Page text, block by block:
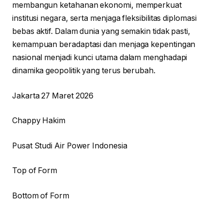
membangun ketahanan ekonomi, memperkuat
institusi negara, serta menjaga fleksibilitas diplomasi
bebas aktif. Dalam dunia yang semakin tidak pasti,
kemampuan beradaptasi dan menjaga kepentingan
nasional menjadi kunci utama dalam menghadapi
dinamika geopolitik yang terus berubah.
Jakarta 27 Maret 2026
Chappy Hakim
Pusat Studi Air Power Indonesia
Top of Form
Bottom of Form